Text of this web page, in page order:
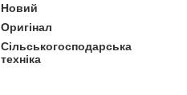
Новий
Оригінал
Сільськогосподарська
техніка